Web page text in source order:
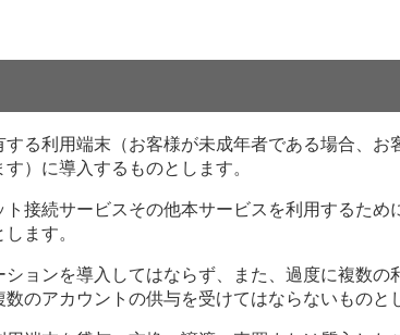
る利用端末（お客様が未成年者である場合、お
）に導入するものとします。
接続サービスその他本サービスを利用するため
ます。
ョンを導入してはならず、また、過度に複数の
のアカウントの供与を受けてはならないものと